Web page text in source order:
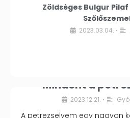
Zöldséges Bulgur
2023.03.04. •
Mindent a
2023.12.21. •
A petrezselyem egy nagyon